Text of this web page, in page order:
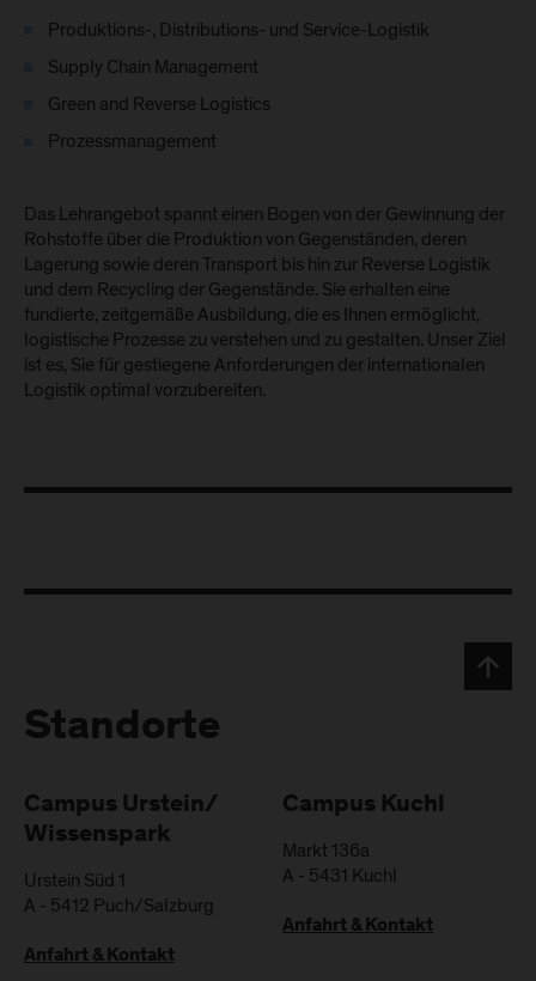
Produktions-, Distributions- und Service-Logistik
Supply Chain Management
Green and Reverse Logistics
Prozessmanagement
Das Lehrangebot spannt einen Bogen von der Gewinnung der
Rohstoffe über die Produktion von Gegenständen, deren
Lagerung sowie deren Transport bis hin zur Reverse Logistik
und dem Recycling der Gegenstände. Sie erhalten eine
fundierte, zeitgemäße Ausbildung, die es Ihnen ermöglicht,
logistische Prozesse zu verstehen und zu gestalten. Unser Ziel
ist es, Sie für gestiegene Anforderungen der internationalen
Logistik optimal vorzubereiten.
Standorte
Campus Urstein/
Wissenspark
Urstein Süd 1
A - 5412 Puch/Salzburg
Anfahrt & Kontakt
Campus Kuchl
Markt 136a
A - 5431 Kuchl
Anfahrt & Kontakt